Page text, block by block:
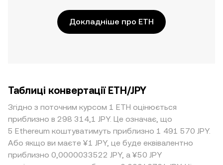
Докладніше про ETH
Таблиці конвертації ETH/JPY
Згідно з поточним курсом 1 ETH оцінюється
приблизно в 298 314,1 JPY. Це означає, що
5 Ethereum коштуватимуть приблизно 1 491 570 JPY.
Або якщо ви маєте ¥1 JPY, це буде еквівалентно
приблизно 0,0000033522 JPY, а ¥50 JPY